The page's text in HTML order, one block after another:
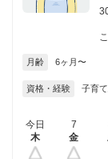
月齢 6ヶ月〜
資格・経験 子育
今日
木
7
金